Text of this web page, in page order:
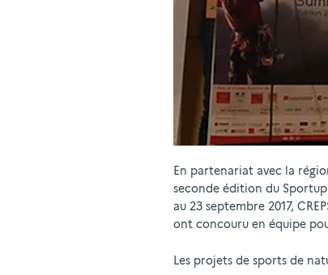
En partenariat avec la
seconde édition du
au 23 septembre 2017,
ont concouru en équipe
Les projets de sports de